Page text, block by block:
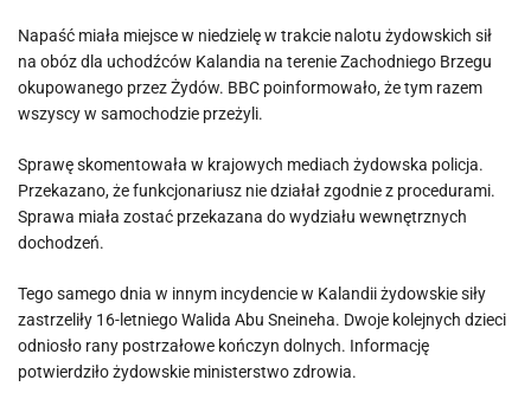
Napaść miała miejsce w niedzielę w trakcie nalotu żydowskich sił
na obóz dla uchodźców Kalandia na terenie Zachodniego Brzegu
okupowanego przez Żydów. BBC poinformowało, że tym razem
wszyscy w samochodzie przeżyli.
Sprawę skomentowała w krajowych mediach żydowska policja.
Przekazano, że funkcjonariusz nie działał zgodnie z procedurami.
Sprawa miała zostać przekazana do wydziału wewnętrznych
dochodzeń.
Tego samego dnia w innym incydencie w Kalandii żydowskie siły
zastrzeliły 16-letniego Walida Abu Sneineha. Dwoje kolejnych dzieci
odniosło rany postrzałowe kończyn dolnych. Informację
potwierdziło żydowskie ministerstwo zdrowia.